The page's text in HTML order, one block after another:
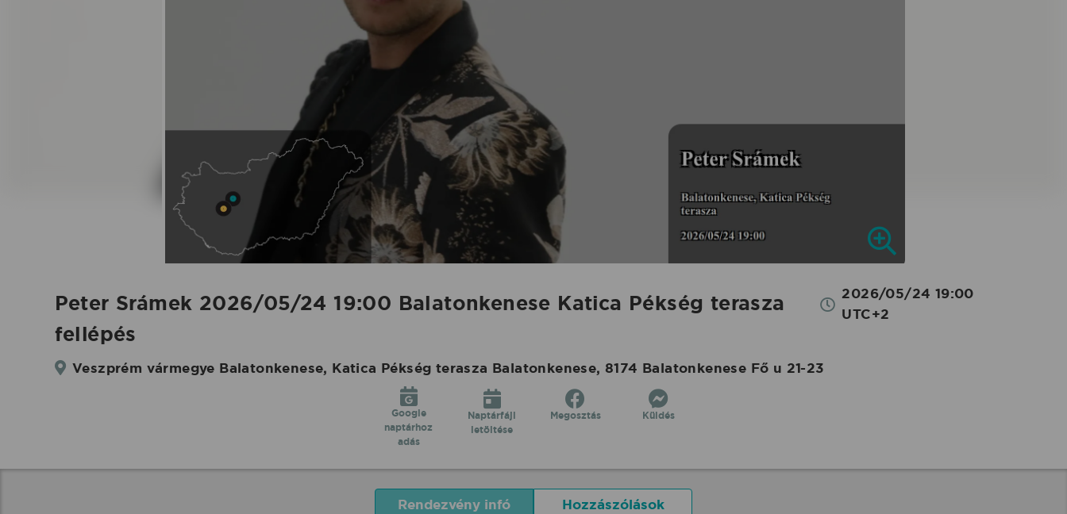
Peter Srámek 2026/05/24 19:00 Balatonkenese Katica Pékség terasza
fellépés
2026/05/24 19:00
UTC+2
Veszprém vármegye Balatonkenese, Katica Pékség terasza Balatonkenese, 8174 Balatonkenese Fő u 21-23
Google
naptárhoz
adás
Naptárfájl
letöltése
Megosztás Küldés
Rendezvény infó Hozzászólások